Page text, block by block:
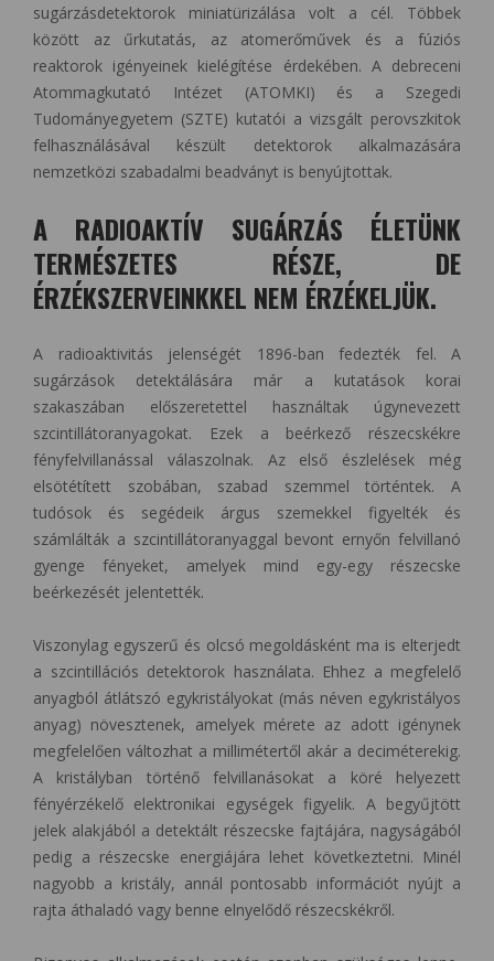
sugárzásdetektorok miniatürizálása volt a cél. Többek
között az űrkutatás, az atomerőművek és a fúziós
reaktorok igényeinek kielégítése érdekében. A debreceni
Atommagkutató Intézet (ATOMKI) és a Szegedi
Tudományegyetem (SZTE) kutatói a vizsgált perovszkitok
felhasználásával készült detektorok alkalmazására
nemzetközi szabadalmi beadványt is benyújtottak.
A RADIOAKTÍV SUGÁRZÁS ÉLETÜNK
TERMÉSZETES RÉSZE, DE
ÉRZÉKSZERVEINKKEL NEM ÉRZÉKELJÜK.
A radioaktivitás jelenségét 1896-ban fedezték fel. A
sugárzások detektálására már a kutatások korai
szakaszában előszeretettel használtak úgynevezett
szcintillátoranyagokat. Ezek a beérkező részecskékre
fényfelvillanással válaszolnak. Az első észlelések még
elsötétített szobában, szabad szemmel történtek. A
tudósok és segédeik árgus szemekkel figyelték és
számlálták a szcintillátoranyaggal bevont ernyőn felvillanó
gyenge fényeket, amelyek mind egy-egy részecske
beérkezését jelentették.
Viszonylag egyszerű és olcsó megoldásként ma is elterjedt
a szcintillációs detektorok használata. Ehhez a megfelelő
anyagból átlátszó egykristályokat (más néven egykristályos
anyag) növesztenek, amelyek mérete az adott igénynek
megfelelően változhat a millimétertől akár a deciméterekig.
A kristályban történő felvillanásokat a köré helyezett
fényérzékelő elektronikai egységek figyelik. A begyűjtött
jelek alakjából a detektált részecske fajtájára, nagyságából
pedig a részecske energiájára lehet következtetni. Minél
nagyobb a kristály, annál pontosabb információt nyújt a
rajta áthaladó vagy benne elnyelődő részecskékről.